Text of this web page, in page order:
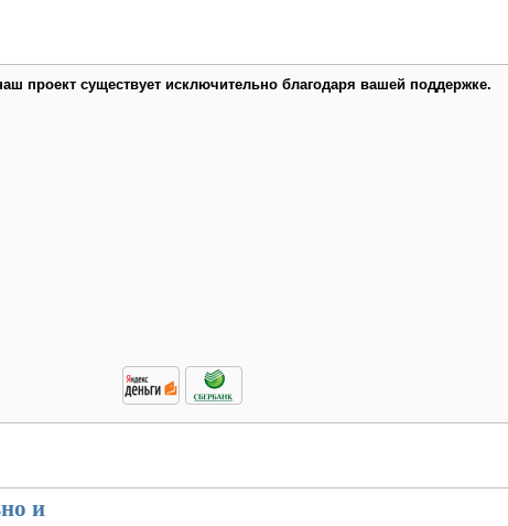
проект существует исключительно благодаря вашей поддержке.
и